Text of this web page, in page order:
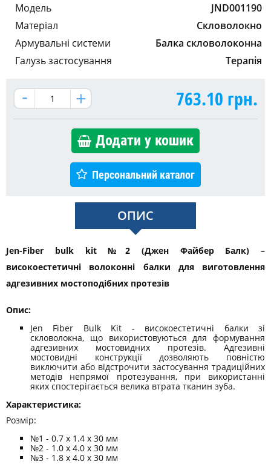
Модель
JND001190
Матеріал
Скловолокно
Армувальні системи
Балка скловолоконна
Галузь застосування
Терапія
763.10 грн.
Додати у кошик
Персональний каталог
ОПИС
Jen-Fiber bulk kit №2 (Джен Файбер Балк) –
високоестетичні волоконні балки для виготовлення
адгезивних мостоподібних протезів
Опис:
Jen Fiber Bulk Kit - високоестетичні балки зі
скловолокна, що використовуються для формування
адгезивних мостовидних протезів. Адгезивні
мостовидні конструкції дозволяють повністю
виключити або відстрочити застосування традиційних
методів непрямої протезування, при використанні
яких спостерігається велика втрата тканин зуба.
Характеристика:
Розмір:
№1 - 0.7 x 1.4 x 30 мм
№2 - 1.0 x 4.0 x 30 мм
№3 - 1.8 х 4.0 х 30 мм